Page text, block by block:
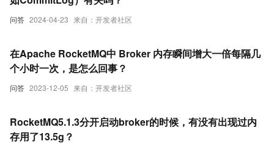
问答 2024-04-23 来自：开发者社区
问答 2023-12-05 来自：开发者社区
在Apache RocketMQ中 Broker 内存瞬间增大一倍每隔几
个小时一次，是怎么回事？
RocketMQ5.1.3分开启动broker的时候，有没有出现过内
存用了13.5g？